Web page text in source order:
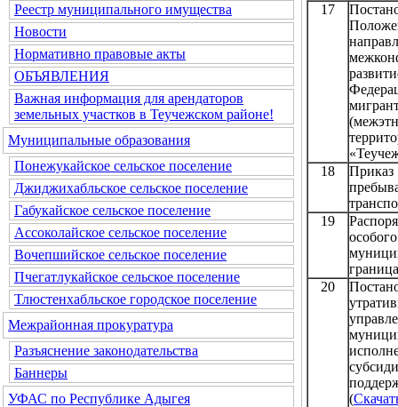
Реестр муниципального имущества
Новости
Нормативно правовые акты
ОБЪЯВЛЕНИЯ
Важная информация для арендаторов
земельных участков в Теучежском районе!
Муниципальные образования
Понежукайское сельское поселение
Джиджихабльское сельское поселение
Габукайское сельское поселение
Ассоколайское сельское поселение
Вочепшийское сельское поселение
Пчегатлукайское сельское поселение
Тлюстенхабльское городское поселение
Межрайонная прокуратура
Разъяснение законодательства
Баннеры
УФАС по Республике Адыгея
17
18
Приказ
19
20
(